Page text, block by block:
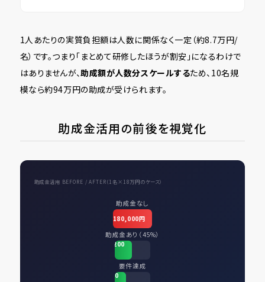
1人あたりの実質負担額は人数に関係なく一定（約8.7万円/
名）です。つまり「まとめて研修したほうが割安」になるわけで
はありませんが、助成額が人数分スケールするため、10名規
模なら約94万円の助成が受けられます。
助成金活用の前後を視覚化
助成金活用 BEFORE / AFTER（1名×18万円のケース）
助成金なし
180,000円
助成金あり（45%）
86,200
要件達成
56,000